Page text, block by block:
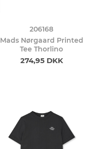
206168
Mads Nørgaard Printed
Tee Thorlino
274,95 DKK